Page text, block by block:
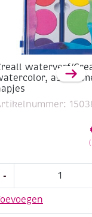
waterverf/
-
waterverf/Creall-